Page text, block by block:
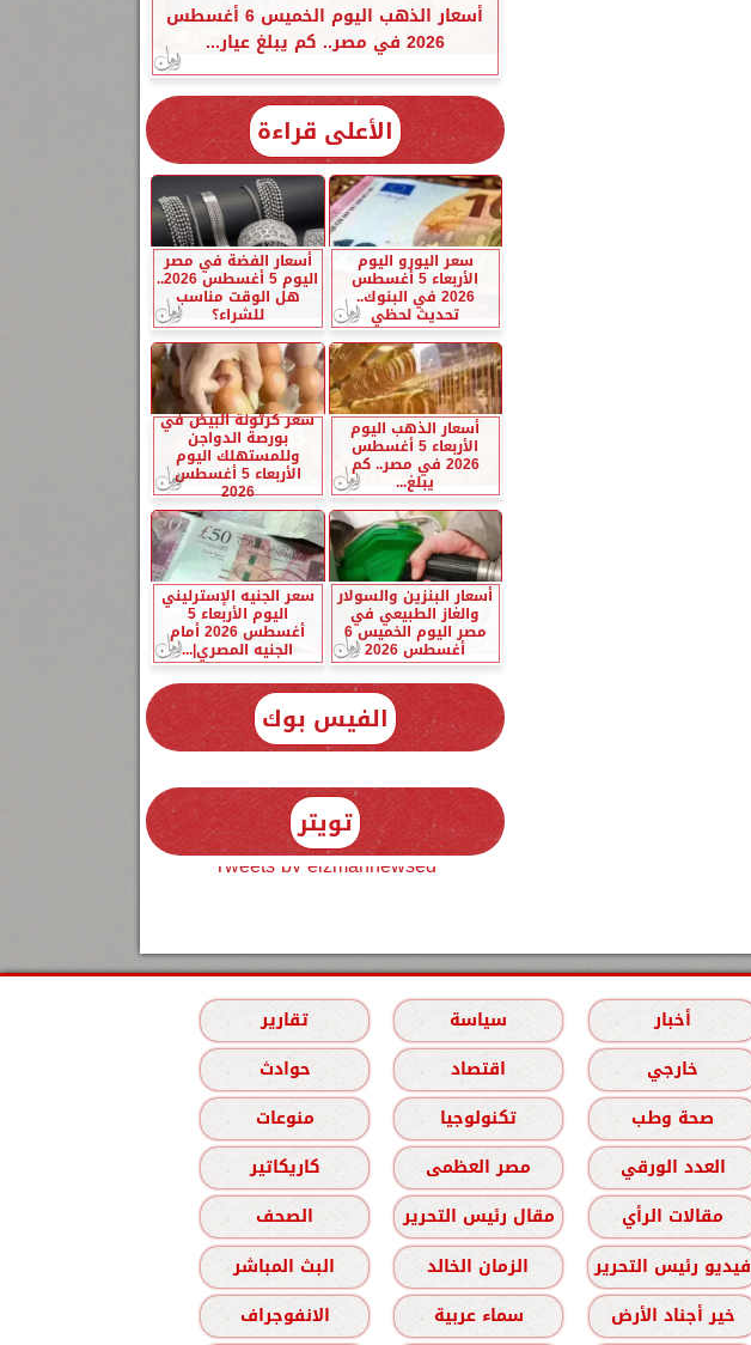
أسعار الذهب اليوم الخميس 6 أغسطس
2026 في مصر.. كم يبلغ عيار...
الأعلى قراءة
سعر اليورو اليوم
الأربعاء 5 أغسطس
2026 في البنوك..
تحديث لحظي
أسعار الفضة في مصر
اليوم 5 أغسطس 2026..
هل الوقت مناسب
للشراء؟
أسعار الذهب اليوم
الأربعاء 5 أغسطس
2026 في مصر.. كم
يبلغ...
سعر كرتونة البيض في
بورصة الدواجن
وللمستهلك اليوم
الأربعاء 5 أغسطس
2026
أسعار البنزين والسولار
والغاز الطبيعي في
مصر اليوم الخميس 6
أغسطس 2026
سعر الجنيه الإسترليني
اليوم الأربعاء 5
أغسطس 2026 أمام
الجنيه المصري|...
الفيس بوك
تويتر
Tweets by elzmannewseg
أخبار سياسة
تقارير
خارجي اقتصاد
حوادث
صحة وطب تكنولوجيا
منوعات
العدد الورقي مصر العظمى
كاريكاتير
مقالات الرأي مقال رئيس التحرير
الصحف
فيديو رئيس التحرير الزمان الخالد
البث المباشر
خير أجناد الأرض سماء عربية الانفوجراف